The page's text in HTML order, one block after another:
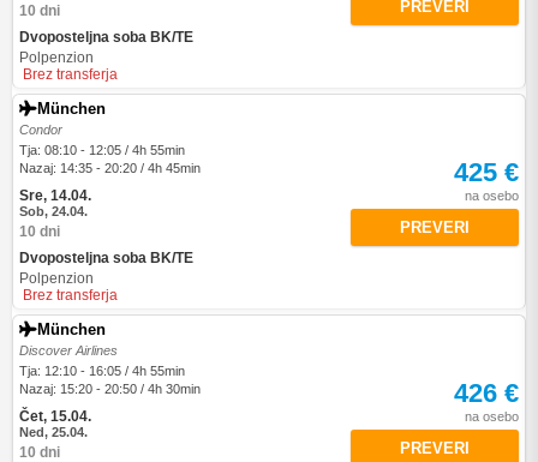
10 dni
Dvoposteljna soba BK/TE
Polpenzion
Brez transferja
PREVERI
München
Condor
Tja: 08:10 - 12:05 / 4h 55min
Nazaj: 14:35 - 20:20 / 4h 45min
Sre, 14.04.
Sob, 24.04.
10 dni
Dvoposteljna soba BK/TE
Polpenzion
Brez transferja
425 €
na osebo
PREVERI
München
Discover Airlines
Tja: 12:10 - 16:05 / 4h 55min
Nazaj: 15:20 - 20:50 / 4h 30min
Čet, 15.04.
Ned, 25.04.
10 dni
426 €
na osebo
PREVERI